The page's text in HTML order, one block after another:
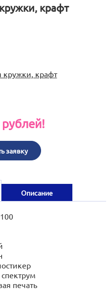
крафт
рублей!
заявку
Описание
печать